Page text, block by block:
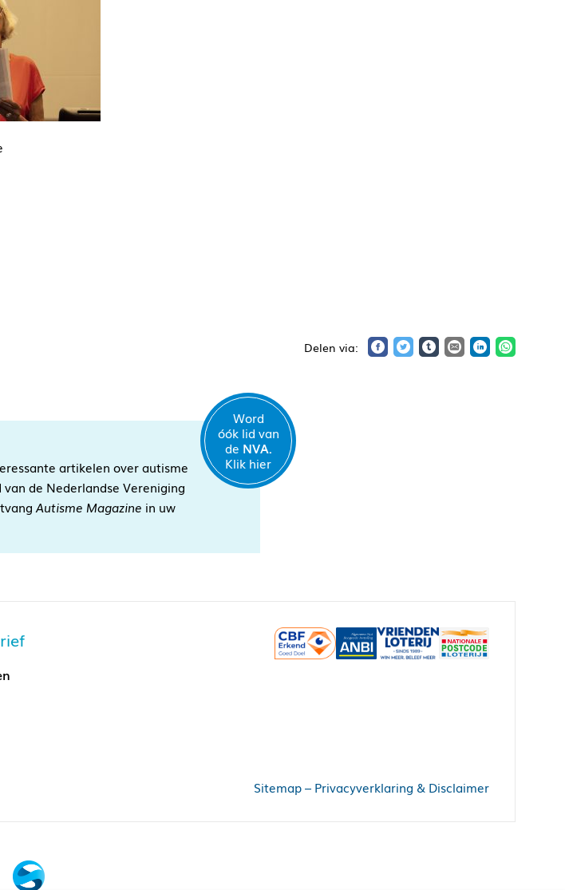
artikelen over autisme
van de Nederlandse Vereniging
Autisme Magazine in uw
Word
óók lid van
de NVA.
Klik hier
Sitemap– Privacyverklaring & Disclaimer